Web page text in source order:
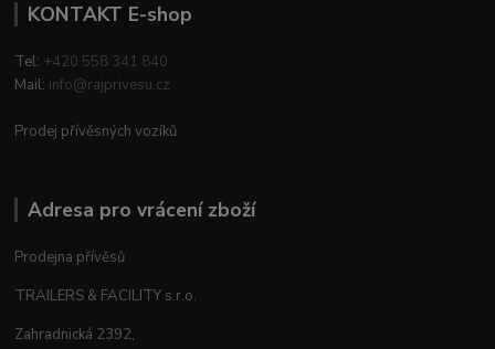
KONTAKT E-shop
Tel: +420 558 341 840
Mail: info@rajprivesu.cz
Prodej přívěsných vozíků
Adresa pro vrácení zboží
Prodejna přívěsů
TRAILERS & FACILITY s.r.o.
Zahradnická 2392,